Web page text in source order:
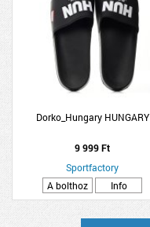
Dorko_Hungary HUNGARY
9 999 Ft
Sportfactory
A bolthoz
Info